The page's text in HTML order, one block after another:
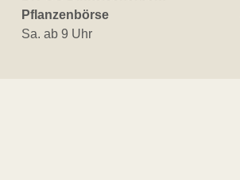
Pflanzenbörse
Sa. ab 9 Uhr